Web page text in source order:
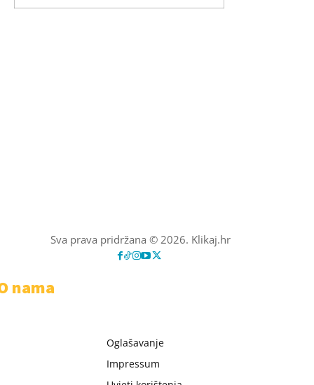
Sva prava pridržana © 2026. Klikaj.hr
nama
Oglašavanje
Impressum